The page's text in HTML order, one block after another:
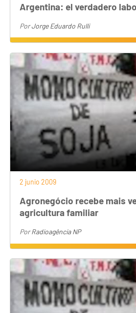
Argentina: el verdadero
PorJorge Eduardo Rulli
2 junio 2009
Agronegócio recebe mais
agricultura familiar
PorRadioagência NP